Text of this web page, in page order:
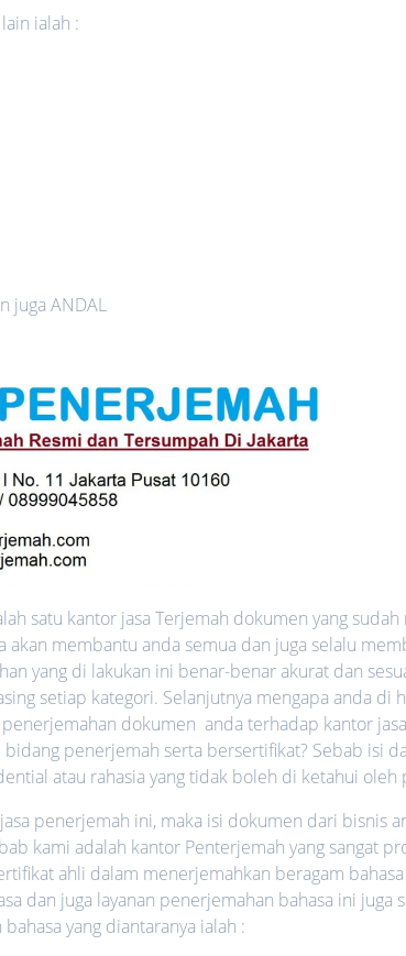
ialah :
juga ANDAL
satu kantor jasa Terjemah dokumen yang sudah
membantu anda semua dan juga selalu
yang di lakukan ini benar-benar akurat dan
setiap kategori. Selanjutnya mengapa anda di
dokumen anda terhadap kantor jasa
penerjemah serta bersertifikat? Sebab isi
atau rahasia yang tidak boleh di ketahui oleh
penerjemah ini, maka isi dokumen dari bisnis
kami adalah kantor Penterjemah yang sangat
ahli dalam menerjemahkan beragam
dan juga layanan penerjemahan bahasa ini juga
yang diantaranya ialah :